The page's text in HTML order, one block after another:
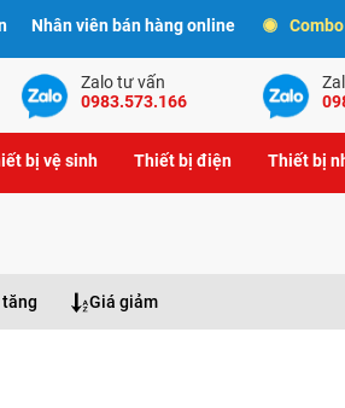
Nhân viên bán hàng online
Zalo tư vấn
0983.573.166
bị vệ sinh Thiết bị điện Thiết bị
Giá giảm